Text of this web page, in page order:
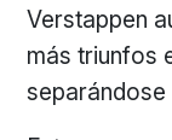
Verstappen
más triunfos